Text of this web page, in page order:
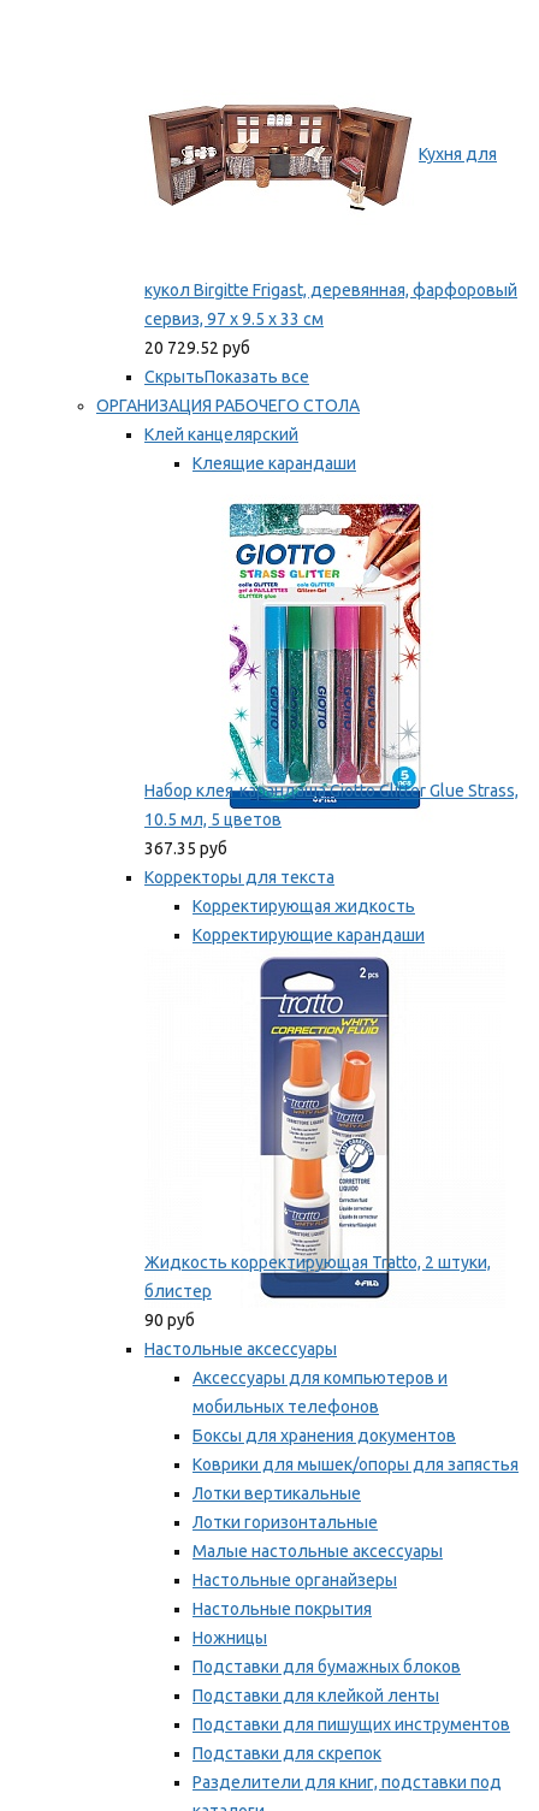
Кухня для
кукол Birgitte Frigast, деревянная, фарфоровый
сервиз, 97 x 9.5 x 33 см
20 729.52 руб
СкрытьПоказать все
ОРГАНИЗАЦИЯ РАБОЧЕГО СТОЛА
Клей канцелярский
Клеящие карандаши
Мы рекомендуем
Набор клея-карандаша Giotto Glitter Glue Strass,
10.5 мл, 5 цветов
367.35 руб
Корректоры для текста
Корректирующая жидкость
Корректирующие карандаши
Корректирующие ленты
Мы рекомендуем
Жидкость корректирующая Tratto, 2 штуки,
блистер
90 руб
Настольные аксессуары
Аксессуары для компьютеров и
мобильных телефонов
Боксы для хранения документов
Коврики для мышек/опоры для запястья
Лотки вертикальные
Лотки горизонтальные
Малые настольные аксессуары
Настольные органайзеры
Настольные покрытия
Ножницы
Подставки для бумажных блоков
Подставки для клейкой ленты
Подставки для пишущих инструментов
Подставки для скрепок
Разделители для книг, подставки под